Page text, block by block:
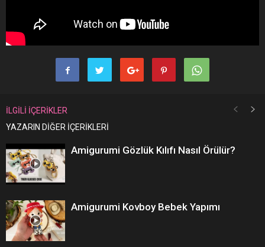
İLGİLİ İÇERİKLER
YAZARIN DİĞER İÇERİKLERİ
Amigurumi Gözlük Kılıfı Nasıl Örülür?
Amigurumi Kovboy Bebek Yapımı